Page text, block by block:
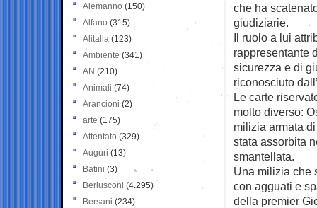
che ha
giudiziarie.
Il ruolo a lui
rappresentante
sicurezza e di
riconosciuto
Le carte
molto diverso:
milizia armata
stata assorbita
smantellata.
Una milizia che
con agguati e
della premier
Alemanno (150)
Alfano (315)
Alitalia (123)
Ambiente (341)
AN (210)
Animali (74)
Arancioni (2)
arte (175)
Attentato (329)
Auguri (13)
Batini (3)
Berlusconi (4.295)
Bersani (234)